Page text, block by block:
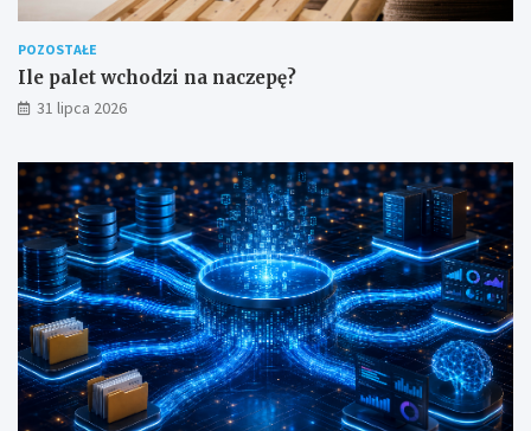
POZOSTAŁE
Ile palet wchodzi na naczepę?
31 lipca 2026